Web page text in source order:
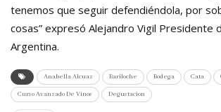
tenemos que seguir defendiéndola, por
cosas” expresó Alejandro Vigil Presidente
Argentina.
Anabella Alcuaz Bariloche Bodega Cata
Curso Avanzado De Vinos Degustacion